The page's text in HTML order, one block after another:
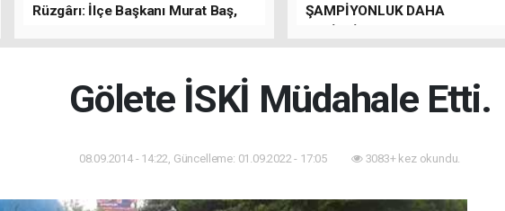
Rüzgârı: İlçe Başkanı Murat Baş,
ŞAMPİYONLUK DAHA
Gölete İSKİ Müdahale Etti.
08.09.2014 - 14:22, Güncelleme: 01.09.2022 - 17:05 3083+ kez okundu.